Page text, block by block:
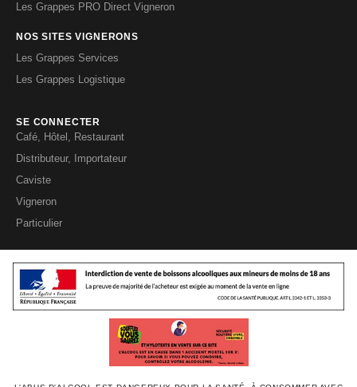
Les Grappes PRO Direct Vigneron
NOS SITES VIGNERONS
Les Grappes Services
Les Grappes Logistique
SE CONNECTER
Café, Hôtel, Restaurant
Distributeur, Importateur
Caviste
Vigneron
Particulier